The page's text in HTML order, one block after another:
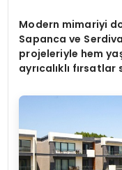
Modern mimariyi
Sapanca ve
projeleriyle hem
ayrıcalıklı fırsatlar